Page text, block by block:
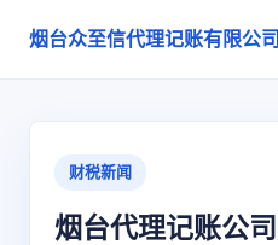
烟台众至信代理记账有限公司
财税新闻
烟台代理记账公